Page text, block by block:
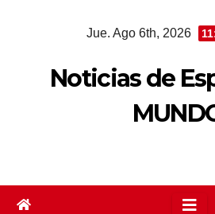
Jue. Ago 6th, 2026
Noticias de